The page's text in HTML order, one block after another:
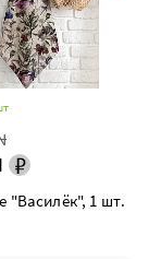
"Василёк", 1 шт.